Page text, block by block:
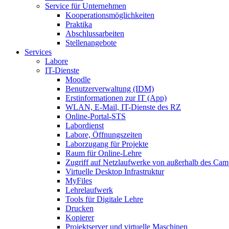
Service für Unternehmen
Kooperationsmöglichkeiten
Praktika
Abschlussarbeiten
Stellenangebote
Services
Labore
IT-Dienste
Moodle
Benutzerverwaltung (IDM)
Erstinformationen zur IT (App)
WLAN, E-Mail, IT-Dienste des RZ
Online-Portal-STS
Labordienst
Labore, Öffnungszeiten
Laborzugang für Projekte
Raum für Online-Lehre
Zugriff auf Netzlaufwerke von außerhalb des
Virtuelle Desktop Infrastruktur
MyFiles
Lehrelaufwerk
Tools für Digitale Lehre
Drucken
Kopierer
Projektserver und virtuelle Maschinen